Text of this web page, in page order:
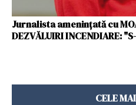
Jurnalista ameninţată cu
DEZVĂLUIRI INCENDIARE:
CELE